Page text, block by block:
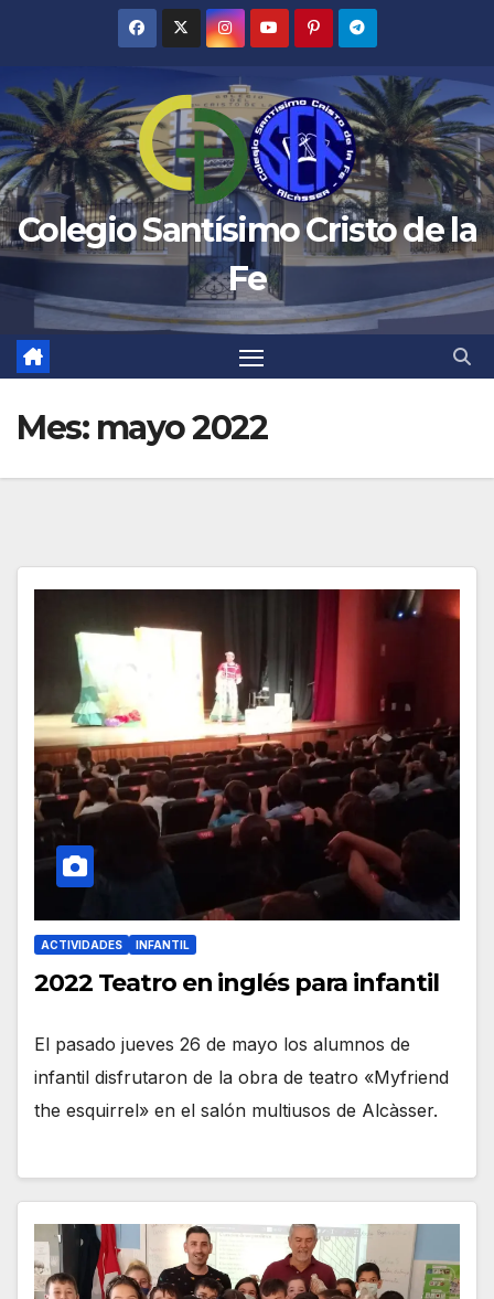
contenido
Colegio Santísimo Cristo de la
Fe
Mes: mayo 2022
ACTIVIDADES INFANTIL
2022 Teatro en inglés para infantil
El pasado jueves 26 de mayo los alumnos de
infantil disfrutaron de la obra de teatro «Myfriend
the esquirrel» en el salón multiusos de Alcàsser.